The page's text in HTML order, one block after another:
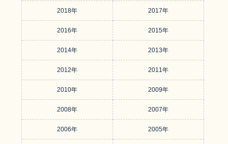
2018年 2017年
2016年 2015年
2014年 2013年
2012年 2011年
2010年 2009年
2008年 2007年
2006年 2005年